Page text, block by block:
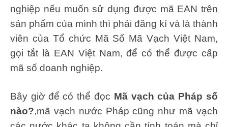
nghiệp nếu muốn sử dụng được mã EAN trên
sản phẩm của mình thì phải đăng kí và là thành
viên của Tổ chức Mã Số Mã Vạch Việt Nam,
gọi tắt là EAN Việt Nam, để có thể được cấp
mã số doanh nghiệp.
Bây giờ để có thể đọc Mã vạch của Pháp số
nào?,mã vạch nước Pháp cũng như mã vạch